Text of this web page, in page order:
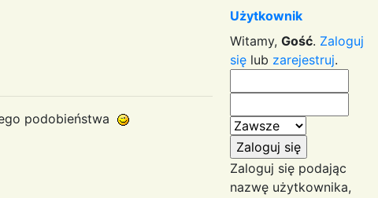
podobieństwa
Użytkownik
Witamy, Gość. Zaloguj
się lub zarejestruj.
Zaloguj się podając
nazwę użytkownika,